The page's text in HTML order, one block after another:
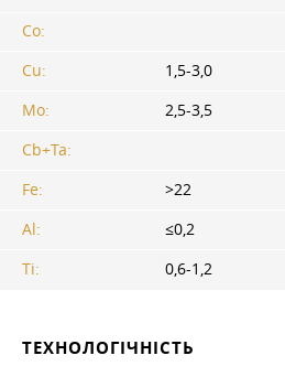
Co:
Cu:
1,5-3,0
Mo:
2,5-3,5
Cb+Ta:
Fe:
>22
Al:
≤0,2
Ti:
0,6-1,2
ТЕХНОЛОГІЧНІСТЬ